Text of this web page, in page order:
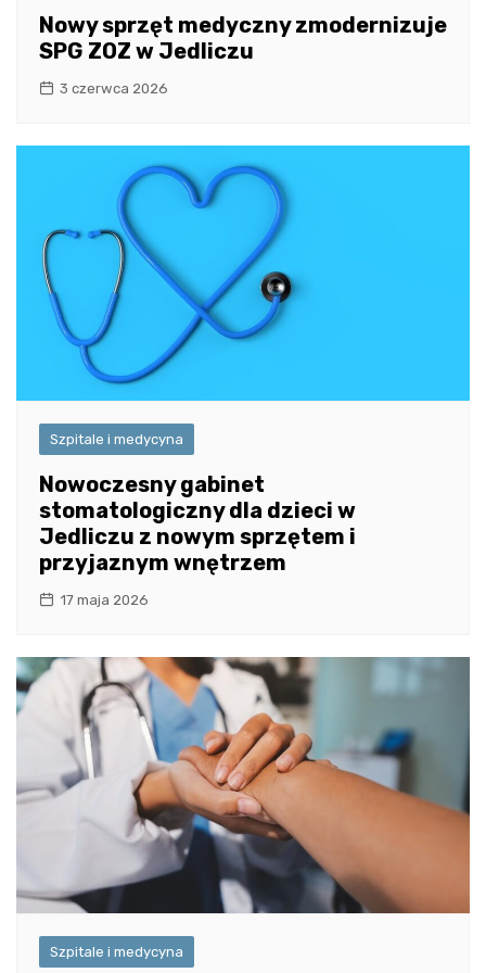
Nowy sprzęt medyczny zmodernizuje
SPG ZOZ w Jedliczu
3 czerwca 2026
Szpitale i medycyna
Nowoczesny gabinet
stomatologiczny dla dzieci w
Jedliczu z nowym sprzętem i
przyjaznym wnętrzem
17 maja 2026
Szpitale i medycyna